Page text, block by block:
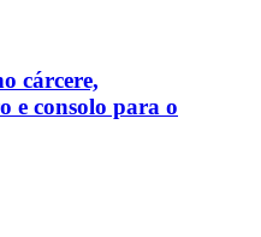
cárcere,
e consolo para o